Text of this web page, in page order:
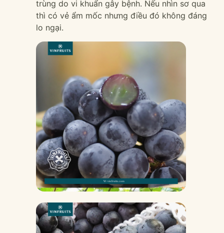
trùng do vi khuẩn gây bệnh. Nếu nhìn sơ qua
thì có vẻ ẩm mốc nhưng điều đó không đáng
lo ngại.